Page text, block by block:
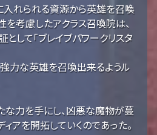
入れられる資源から英雄を召喚
考慮したアクラス召喚院は、
して「ブレイブパワークリスタ
力な英雄を召喚出来るようル
な力を手にし、凶悪な魔物が蔓
アを開拓していくのであった。